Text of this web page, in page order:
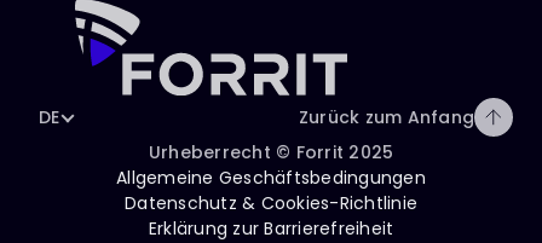
DE
Zurück zum Anfang
Urheberrecht © Forrit 2025
Allgemeine Geschäftsbedingungen
Datenschutz & Cookies-Richtlinie
Erklärung zur Barrierefreiheit